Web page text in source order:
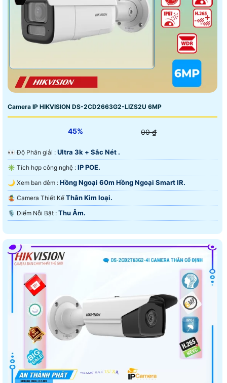
Camera IP HIKVISION DS-2CD2663G2-LIZS2U 6MP
45% 00 ₫
️👀 Độ Phân giải : Ultra 3k + Sắc Nét .
✳️ Tích hợp công nghệ : IP POE.
🌙 Xem ban đêm : Hồng Ngoại 60m Hồng Ngoại Smart IR.
🤹 Camera Thiết Kế Thân Kim loại.
️🎙 Điểm Nỗi Bật : Thu Âm.